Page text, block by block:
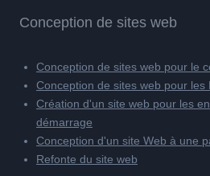
Conception de sites web
Conception de sites web pour le
Conception de sites web pour les
Création d'un site web pour les
démarrage
Conception d'un site Web à une
Refonte du site web